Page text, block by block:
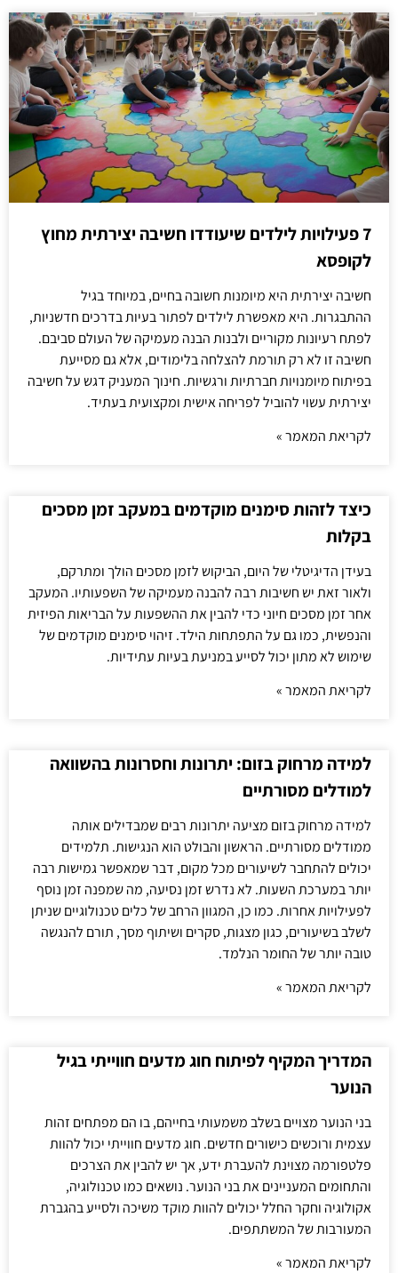
7 פעילויות לילדים שיעודדו חשיבה יצירתית מחוץ
לקופסא
חשיבה יצירתית היא מיומנות חשובה בחיים, במיוחד בגיל
ההתבגרות. היא מאפשרת לילדים לפתור בעיות בדרכים חדשניות,
לפתח רעיונות מקוריים ולבנות הבנה מעמיקה של העולם סביבם.
חשיבה זו לא רק תורמת להצלחה בלימודים, אלא גם מסייעת
בפיתוח מיומנויות חברתיות ורגשיות. חינוך המעניק דגש על חשיבה
יצירתית עשוי להוביל לפריחה אישית ומקצועית בעתיד.
לקריאת המאמר »
כיצד לזהות סימנים מוקדמים במעקב זמן מסכים
בקלות
בעידן הדיגיטלי של היום, הביקוש לזמן מסכים הולך ומתרקם,
ולאור זאת יש חשיבות רבה להבנה מעמיקה של השפעותיו. המעקב
אחר זמן מסכים חיוני כדי להבין את ההשפעות על הבריאות הפיזית
והנפשית, כמו גם על התפתחות הילד. זיהוי סימנים מוקדמים של
שימוש לא מתון יכול לסייע במניעת בעיות עתידיות.
לקריאת המאמר »
למידה מרחוק בזום: יתרונות וחסרונות בהשוואה
למודלים מסורתיים
למידה מרחוק בזום מציעה יתרונות רבים שמבדילים אותה
ממודלים מסורתיים. הראשון והבולט הוא הנגישות. תלמידים
יכולים להתחבר לשיעורים מכל מקום, דבר שמאפשר גמישות רבה
יותר במערכת השעות. לא נדרש זמן נסיעה, מה שמפנה זמן נוסף
לפעילויות אחרות. כמו כן, המגוון הרחב של כלים טכנולוגיים שניתן
לשלב בשיעורים, כגון מצגות, סקרים ושיתוף מסך, תורם להנגשה
טובה יותר של החומר הנלמד.
לקריאת המאמר »
המדריך המקיף לפיתוח חוג מדעים חווייתי בגיל
הנוער
בני הנוער מצויים בשלב משמעותי בחייהם, בו הם מפתחים זהות
עצמית ורוכשים כישורים חדשים. חוג מדעים חווייתי יכול להוות
פלטפורמה מצוינת להעברת ידע, אך יש להבין את הצרכים
והתחומים המעניינים את בני הנוער. נושאים כמו טכנולוגיה,
אקולוגיה וחקר החלל יכולים להוות מוקד משיכה ולסייע בהגברת
המעורבות של המשתתפים.
לקריאת המאמר »